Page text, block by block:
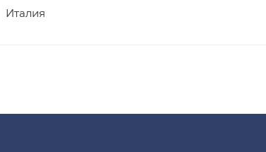
Италия